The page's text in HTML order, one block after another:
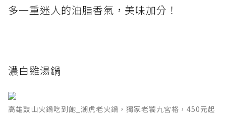
多一重迷人的油脂香氣，美味加分！
濃白雞湯鍋
高雄鼓山火鍋吃到飽_潮虎老火鍋，獨家老饕九宮格，450元起